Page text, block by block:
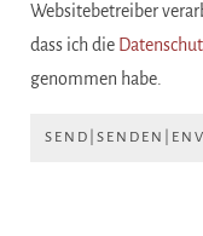
Websitebetreiber
dass ich die
genommen habe.